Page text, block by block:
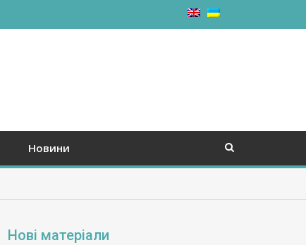
Новини
Нові матеріали